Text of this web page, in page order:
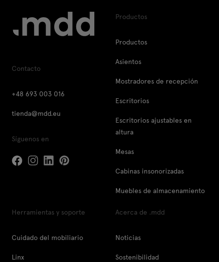
Contacto
+48 693 003 016
tienda@mdd.eu
Síguenos en
Productos
Productos
Asientos
Mostradores de recepción
Escritorios
Escritorios ajustables en
altura
Mesas
Cabinas insonorizadas
Muebles de almacenamiento
Herramientas y soporte
Cuidado del mobiliario
Linx
Acerca de .mdd
Noticias
Sostenibilidad